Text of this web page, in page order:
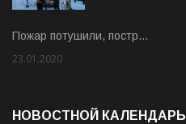
Пожар потушили, постр…
23.01.2020
НОВОСТНОЙ КАЛЕНДАРЬ